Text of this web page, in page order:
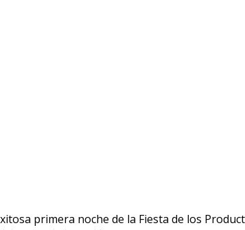
primera noche de la Fiesta de los